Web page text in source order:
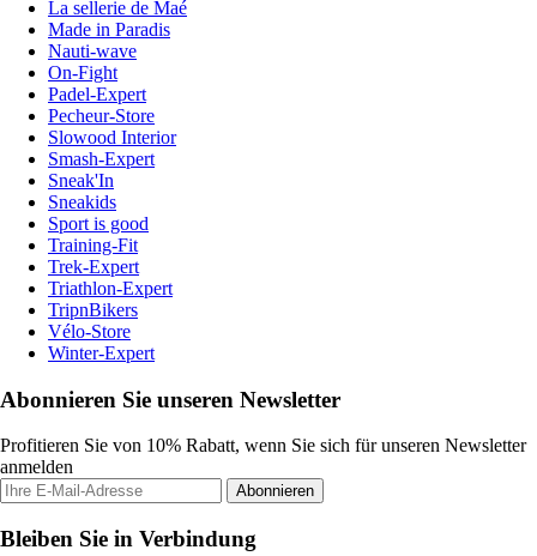
La sellerie de Maé
Made in Paradis
Nauti-wave
On-Fight
Padel-Expert
Pecheur-Store
Slowood Interior
Smash-Expert
Sneak'In
Sneakids
Sport is good
Training-Fit
Trek-Expert
Triathlon-Expert
TripnBikers
Vélo-Store
Winter-Expert
Abonnieren Sie unseren Newsletter
Profitieren Sie von 10% Rabatt, wenn Sie sich für unseren Newsletter
anmelden
Abonnieren
Bleiben Sie in Verbindung